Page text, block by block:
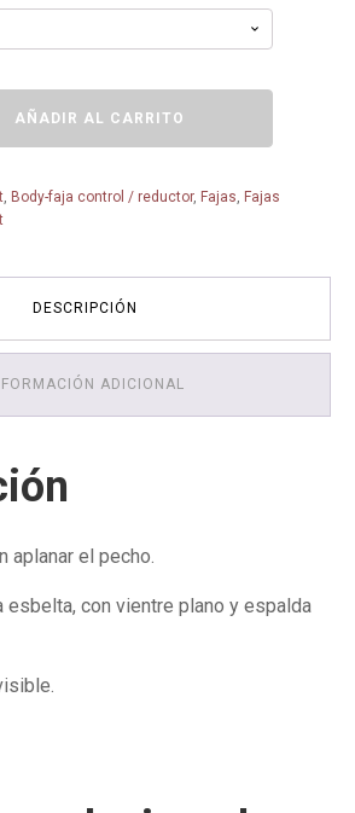
AÑADIR AL CARRITO
Body-faja control / reductor, Fajas Fajas
DESCRIPCIÓN
ADICIONAL
aplanar el pecho.
esbelta, con vientre plano y espalda